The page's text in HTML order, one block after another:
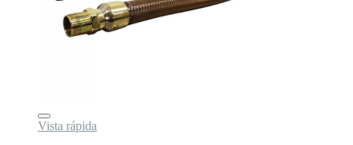
Vista rápida